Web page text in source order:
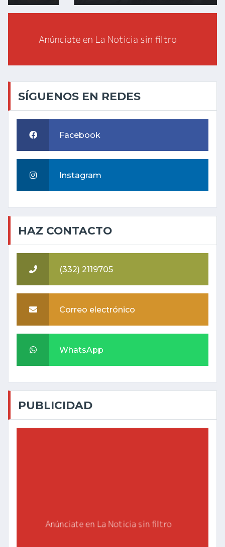
SÍGUENOS EN REDES
Facebook
Instagram
HAZ CONTACTO
(332) 2119705
Correo electrónico
WhatsApp
PUBLICIDAD